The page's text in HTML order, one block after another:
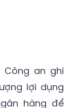
an ghi
lợi dụng
hàng để